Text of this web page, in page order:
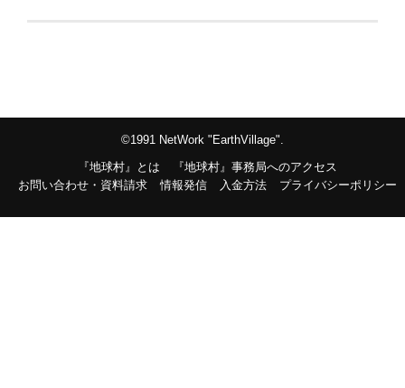
©1991 NetWork "EarthVillage".
『地球村』とは
『地球村』事務局へのアクセス
お問い合わせ・資料請求
情報発信 入金方法 プライバシーポリシー